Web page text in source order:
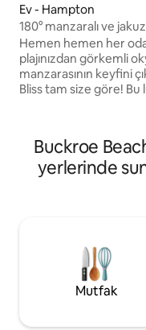
Ev - Hampton
180° manzaralı ve
ev.
Hemen hemen her
plajınızdan görkemli
manzarasının keyfini
Bliss tam size göre! Bu
veya nefes kesici
banyo yapın. Üst
yemek pişirin/yemek
çıkarın. Körfezdeki
Buckroe
yerlerinde
Mutfak